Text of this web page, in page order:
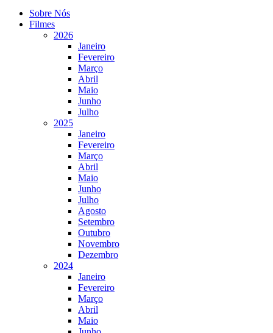
Sobre Nós
Filmes
2026
Janeiro
Fevereiro
Março
Abril
Maio
Junho
Julho
2025
Janeiro
Fevereiro
Março
Abril
Maio
Junho
Julho
Agosto
Setembro
Outubro
Novembro
Dezembro
2024
Janeiro
Fevereiro
Março
Abril
Maio